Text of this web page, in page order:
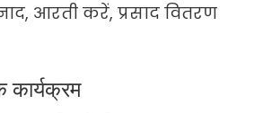
आरती करें, प्रसाद वितरण
कार्यक्रम